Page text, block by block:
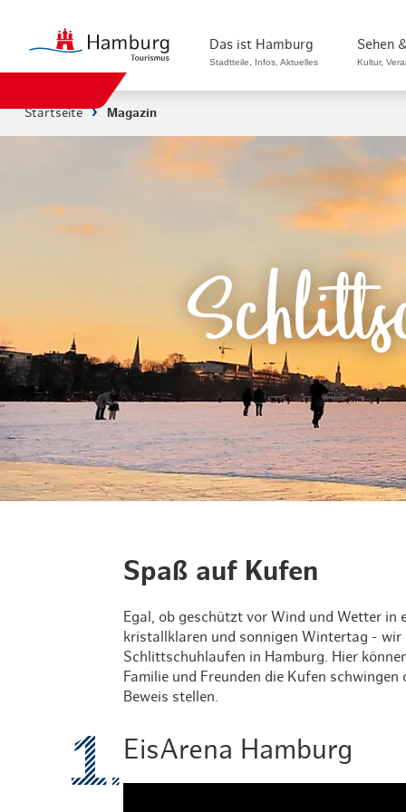
Das ist Hamburg
Stadtteile, Infos, Aktuelles
Stadtteile in Hamburg
Hamburg das ganze Jahr
Hamburg für...
Infos & Mobilität
Sehen
Kultur,
Hamburg
Rundfahrten
Radfahren in
Routen &
Historisches
Grüne
Startseite Magazin
Spaß auf Kufen
Egal, ob geschützt vor Wind und Wetter in
kristallklaren und sonnigen Wintertag - wir
Schlittschuhlaufen in Hamburg. Hier
Familie und Freunden die Kufen
Beweis stellen.
EisArena Hamburg